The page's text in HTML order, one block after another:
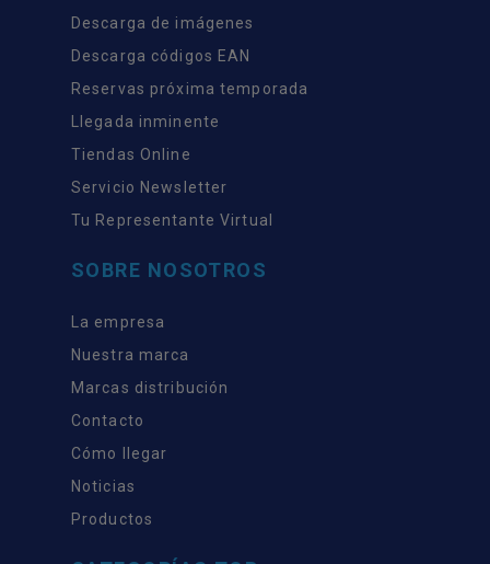
Descarga de imágenes
Descarga códigos EAN
Reservas próxima temporada
Llegada inminente
Tiendas Online
Servicio Newsletter
Tu Representante Virtual
SOBRE NOSOTROS
La empresa
Nuestra marca
Marcas distribución
Contacto
Cómo llegar
Noticias
Productos